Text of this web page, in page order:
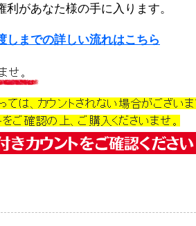
があなた様の手に入ります。
しまでの詳しい流れはこちら